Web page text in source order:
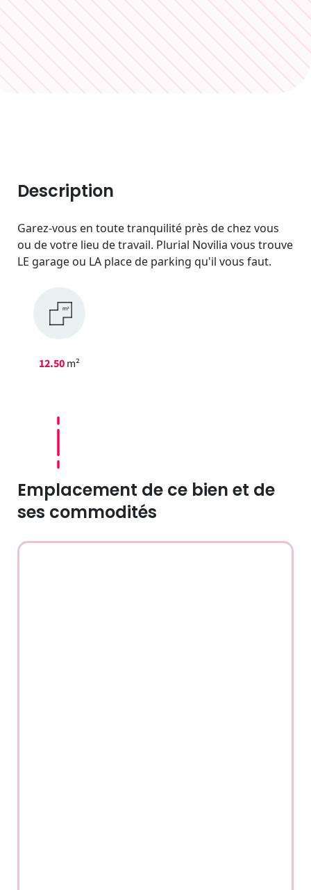
Description
Garez-vous en toute tranquilité près de chez vous
ou de votre lieu de travail. Plurial Novilia vous trouve
LE garage ou LA place de parking qu'il vous faut.
12.50m²
Emplacement de ce bien et de
ses commodités